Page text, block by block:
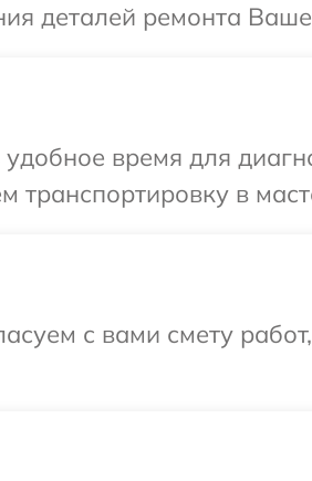
деталей ремонта
время для
транспортировку в
с вами смету